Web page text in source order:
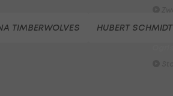
TIMBERWOLVES HUBERT SCHMIDT